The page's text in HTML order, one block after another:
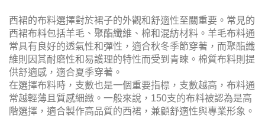
西裙的布料選擇對於裙子的外觀和舒適性至關重要。常見的
西裙布料包括羊毛、聚酯纖維、棉和混紡材料。羊毛布料通
常具有良好的透氣性和彈性，適合秋冬季節穿著，而聚酯纖
維則因其耐磨性和易護理的特性而受到青睞。棉質布料則提
供舒適感，適合夏季穿著。
在選擇布料時，支數也是一個重要指標，支數越高，布料通
常越輕薄且質感細緻。一般來說，150支的布料被認為是高
階選擇，適合製作高品質的西裙，兼顧舒適性與專業形象。